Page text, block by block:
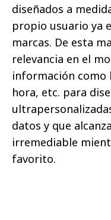
diseñados a
propio usuario ya
marcas. De esta
relevancia en el
información como
hora, etc. para
datos y que
irremediable
favorito.